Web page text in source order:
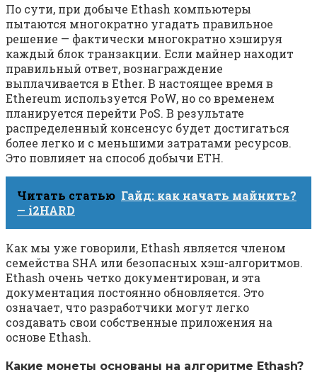
По сути, при добыче Ethash компьютеры
пытаются многократно угадать правильное
решение — фактически многократно хэшируя
каждый блок транзакции. Если майнер находит
правильный ответ, вознаграждение
выплачивается в Ether. В настоящее время в
Ethereum используется PoW, но со временем
планируется перейти PoS. В результате
распределенный консенсус будет достигаться
более легко и с меньшими затратами ресурсов.
Это повлияет на способ добычи ETH.
Читать статью Гайд: как начать майнить?
— i2HARD
Как мы уже говорили, Ethash является членом
семейства SHA или безопасных хэш-алгоритмов.
Ethash очень четко документирован, и эта
документация постоянно обновляется. Это
означает, что разработчики могут легко
создавать свои собственные приложения на
основе Ethash.
Какие монеты основаны на алгоритме Ethash?